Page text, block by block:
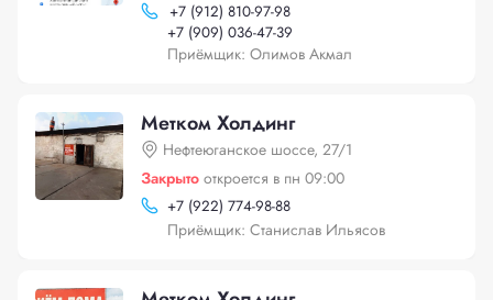
+7 (912) 810-97-98
+7 (909) 036-47-39
Приёмщик: Олимов Акмал
Метком Холдинг
Нефтеюганское шоссе, 27/1
Закрыто откроется в пн 09:00
+7 (922) 774-98-88
Приёмщик: Станислав Ильясов